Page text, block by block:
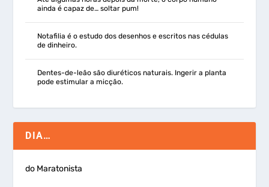
ainda é capaz de… soltar pum!
Notafilia é o estudo dos desenhos e escritos nas cédulas
de dinheiro.
Dentes-de-leão são diuréticos naturais. Ingerir a planta
pode estimular a micção.
DIA…
do Maratonista